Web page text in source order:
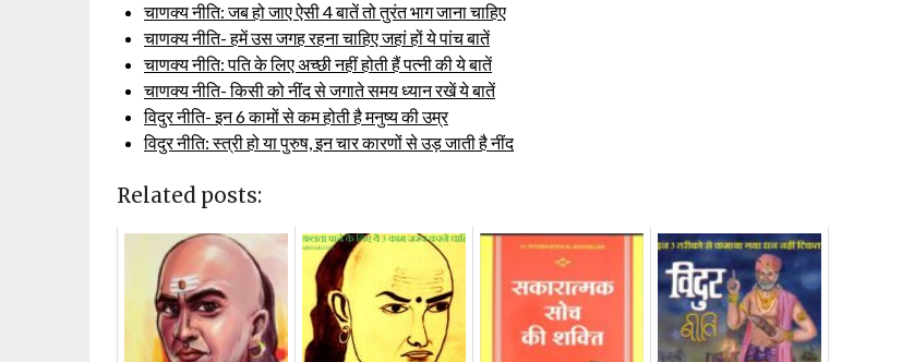
चाणक्य नीति: जब हो जाए ऐसी 4 बातें तो तुरंत भाग जाना चाहिए
चाणक्य नीति- हमें उस जगह रहना चाहिए जहां हों ये पांच बातें
चाणक्य नीति: पति के लिए अच्छी नहीं होती हैं पत्नी की ये बातें
चाणक्य नीति- किसी को नींद से जगाते समय ध्यान रखें ये बातें
विदुर नीति- इन 6 कामों से कम होती है मनुष्य की उम्र
विदुर नीति: स्त्री हो या पुरुष, इन चार कारणों से उड़ जाती है नींद
Related posts: